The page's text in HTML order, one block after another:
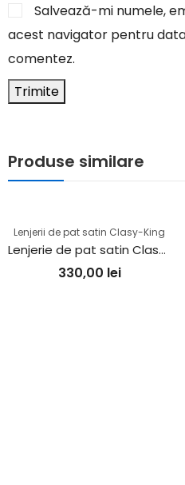
Salvează-mi numele,
acest navigator pentru
comentez.
Produse similare
Lenjerii de pat satin Clasy-King
Lenjerie de pat satin Clasy king size (MONICA V2)
330,00 lei